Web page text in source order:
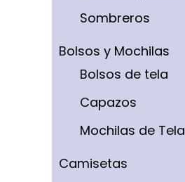
Sombreros
Bolsos y Mochilas
Bolsos de tela
Capazos
Mochilas de Tela
Camisetas